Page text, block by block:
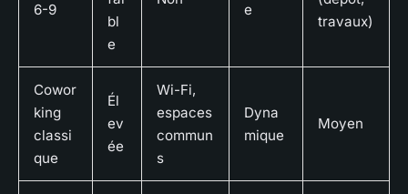
6-9
bl
e
e
travaux)
Cowor
king
classi
que
Él
ev
ée
Wi-Fi,
espaces
commun
s
Dyna
mique
Moyen